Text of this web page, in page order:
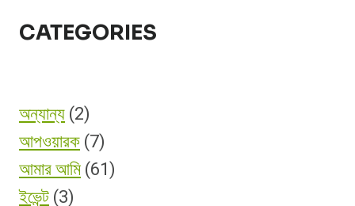
CATEGORIES
অন্যান্য(2)
আপওয়ারক(7)
আমার আমি(61)
ইভেন্ট(3)